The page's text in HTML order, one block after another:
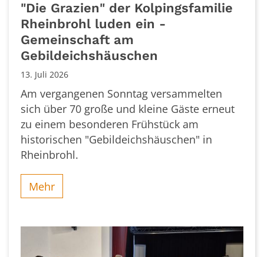
"Die Grazien" der Kolpingsfamilie
Rheinbrohl luden ein -
Gemeinschaft am
Gebildeichshäuschen
13. Juli 2026
Am vergangenen Sonntag versammelten
sich über 70 große und kleine Gäste erneut
zu einem besonderen Frühstück am
historischen "Gebildeichshäuschen" in
Rheinbrohl.
Mehr